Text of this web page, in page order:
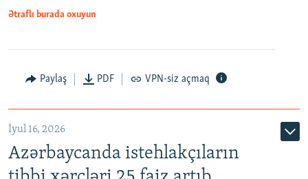
Ətraflı burada oxuyun
Paylaş PDF VPN-siz açmaq
İyul 16, 2026
Azərbaycanda istehlakçıların